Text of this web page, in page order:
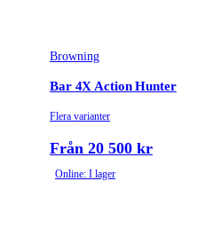
Browning
Bar 4X Action Hunter
Flera varianter
Från 20 500 kr
Online: I lager